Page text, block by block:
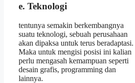
e. Teknologi
tentunya semakin berkembangnya
suatu teknologi, sebuah perusahaan
akan dipaksa untuk terus beradaptasi.
Maka untuk mengisi posisi ini kalian
perlu mengasah kemampuan seperti
desain grafis, programming dan
lainnya.